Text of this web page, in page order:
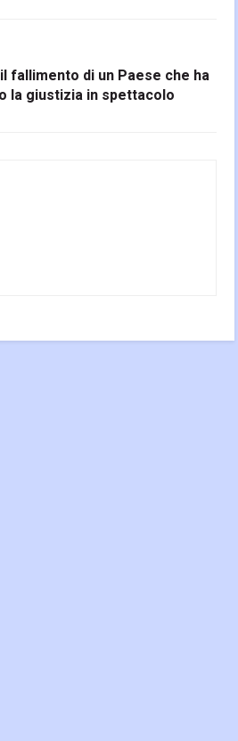
fallimento di un Paese che ha
la giustizia in spettacolo